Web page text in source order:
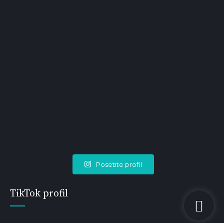
Posetite profil
TikTok profil